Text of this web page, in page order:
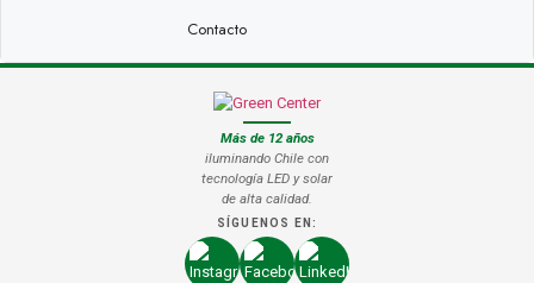
Contacto
Más de 12 años
iluminando Chile con
tecnología LED y solar
de alta calidad.
SÍGUENOS EN: